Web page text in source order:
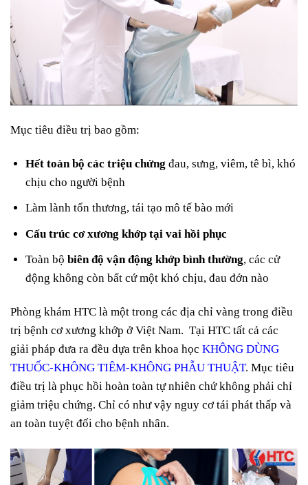
Mục tiêu điều trị bao gồm:
Hết toàn bộ các triệu chứng đau, sưng, viêm, tê bì, khó
chịu cho người bệnh
Làm lành tổn thương, tái tạo mô tế bào mới
Cấu trúc cơ xương khớp tại vai hồi phục
Toàn bộbiên độ vận động khớp bình thường, các cử
động không còn bất cứ một khó chịu, đau đớn nào
Phòng khám HTC là một trong các địa chỉ vàng trong điều
trị bệnh cơ xương khớp ở Việt Nam. Tại HTC tất cả các
giải pháp đưa ra đều dựa trên khoa học KHÔNG DÙNG
THUỐC-KHÔNG TIÊM-KHÔNG PHẪU THUẬT. Mục tiêu
điều trị là phục hồi hoàn toàn tự nhiên chứ không phải chỉ
giảm triệu chứng. Chỉ có như vậy nguy cơ tái phát thấp và
an toàn tuyệt đối cho bệnh nhân.